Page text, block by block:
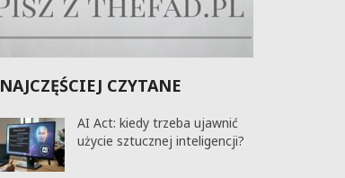
NAJCZĘŚCIEJ CZYTANE
AI Act: kiedy trzeba ujawnić
użycie sztucznej inteligencji?